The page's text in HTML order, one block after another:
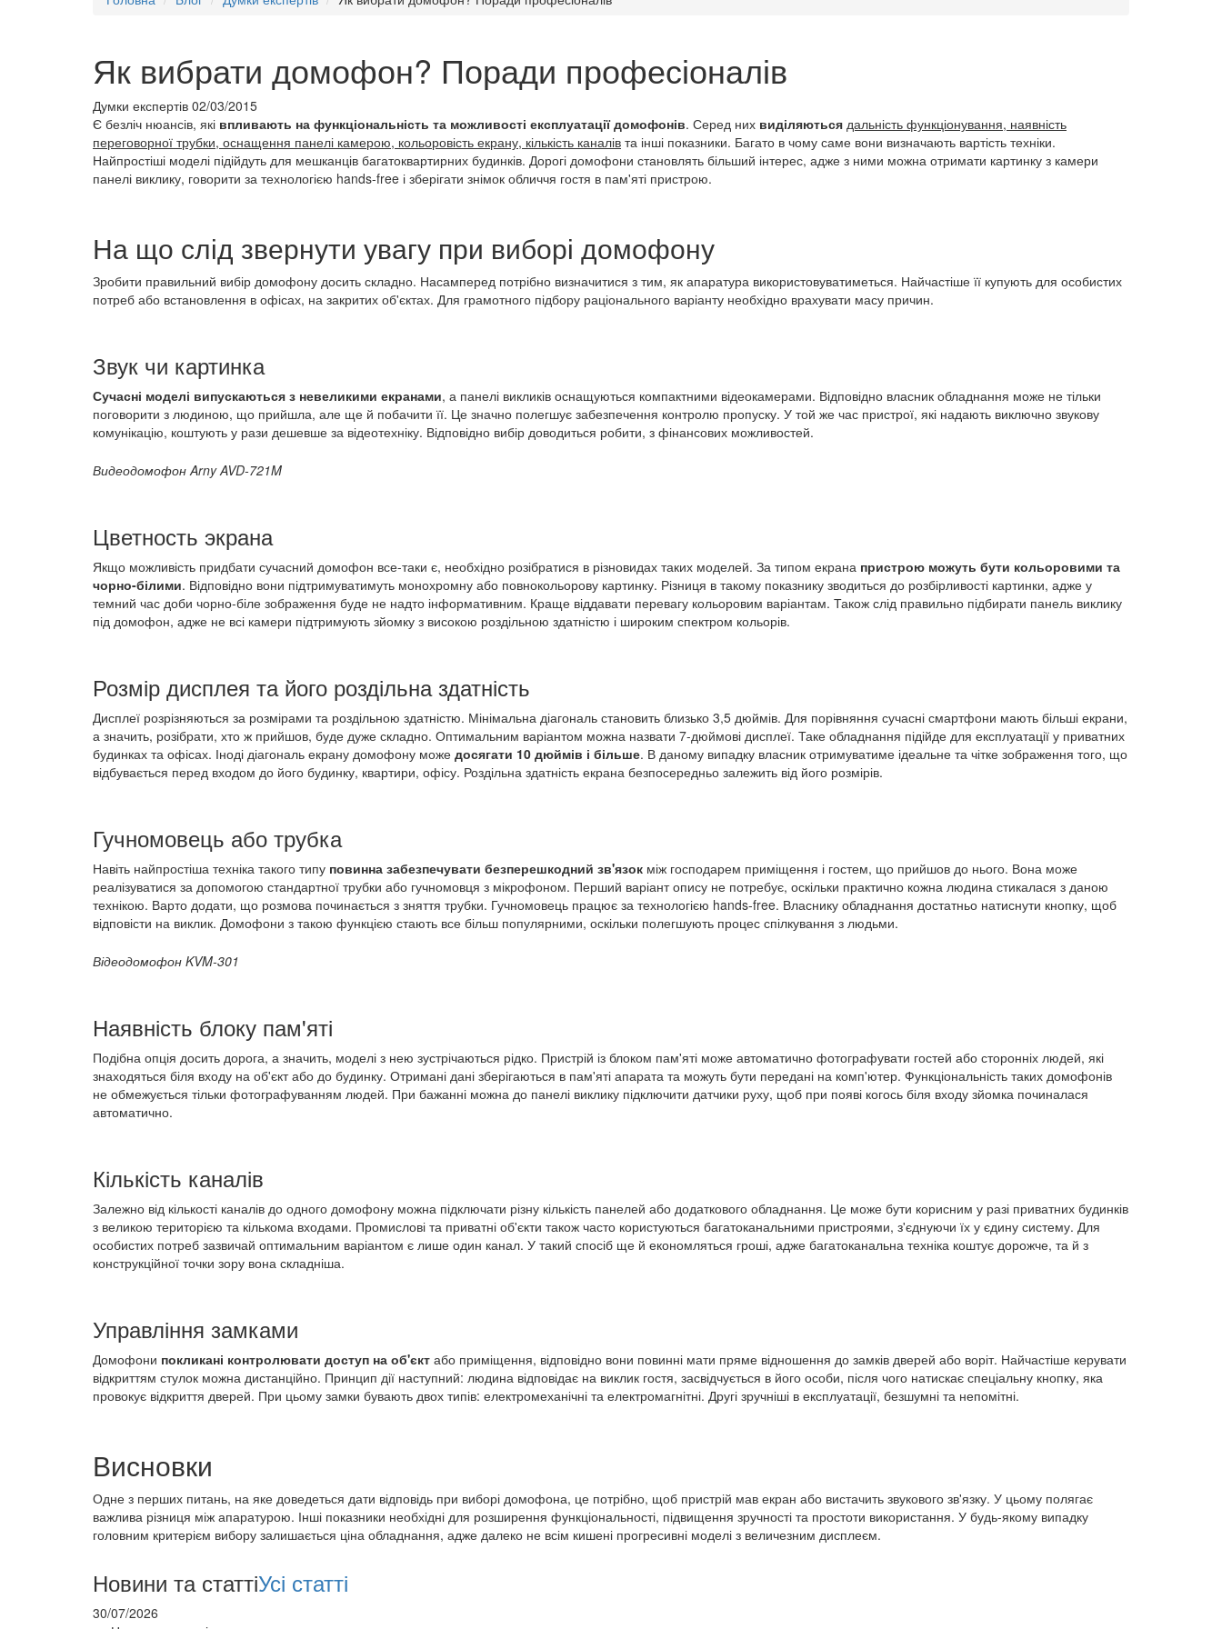
Як вибрати домофон? Поради професіоналів
Думки експертів 02/03/2015
Є безліч нюансів, які впливають на функціональність та можливості експлуатації домофонів. Серед них виділяються дальність функціонування, наявність
переговорної трубки, оснащення панелі камерою, кольоровість екрану, кількість каналів та інші показники. Багато в чому саме вони визначають вартість техніки.
Найпростіші моделі підійдуть для мешканців багатоквартирних будинків. Дорогі домофони становлять більший інтерес, адже з ними можна отримати картинку з камери
панелі виклику, говорити за технологією hands-free і зберігати знімок обличчя гостя в пам'яті пристрою.
На що слід звернути увагу при виборі домофону
Зробити правильний вибір домофону досить складно. Насамперед потрібно визначитися з тим, як апаратура використовуватиметься. Найчастіше її купують для особистих
потреб або встановлення в офісах, на закритих об'єктах. Для грамотного підбору раціонального варіанту необхідно врахувати масу причин.
Звук чи картинка
Сучасні моделі випускаються з невеликими екранами, а панелі викликів оснащуються компактними відеокамерами. Відповідно власник обладнання може не тільки
поговорити з людиною, що прийшла, але ще й побачити її. Це значно полегшує забезпечення контролю пропуску. У той же час пристрої, які надають виключно звукову
комунікацію, коштують у рази дешевше за відеотехніку. Відповідно вибір доводиться робити, з фінансових можливостей.
Видеодомофон Arny AVD-721M
Цветность экрана
Якщо можливість придбати сучасний домофон все-таки є, необхідно розібратися в різновидах таких моделей. За типом екрана пристрою можуть бути кольоровими та
чорно-білими. Відповідно вони підтримуватимуть монохромну або повнокольорову картинку. Різниця в такому показнику зводиться до розбірливості картинки, адже у
темний час доби чорно-біле зображення буде не надто інформативним. Краще віддавати перевагу кольоровим варіантам. Також слід правильно підбирати панель виклику
під домофон, адже не всі камери підтримують зйомку з високою роздільною здатністю і широким спектром кольорів.
Розмір дисплея та його роздільна здатність
Дисплеї розрізняються за розмірами та роздільною здатністю. Мінімальна діагональ становить близько 3,5 дюймів. Для порівняння сучасні смартфони мають більші екрани,
а значить, розібрати, хто ж прийшов, буде дуже складно. Оптимальним варіантом можна назвати 7-дюймові дисплеї. Таке обладнання підійде для експлуатації у приватних
будинках та офісах. Іноді діагональ екрану домофону може досягати 10 дюймів і більше. В даному випадку власник отримуватиме ідеальне та чітке зображення того, що
відбувається перед входом до його будинку, квартири, офісу. Роздільна здатність екрана безпосередньо залежить від його розмірів.
Гучномовець або трубка
Навіть найпростіша техніка такого типу повинна забезпечувати безперешкодний зв'язок між господарем приміщення і гостем, що прийшов до нього. Вона може
реалізуватися за допомогою стандартної трубки або гучномовця з мікрофоном. Перший варіант опису не потребує, оскільки практично кожна людина стикалася з даною
технікою. Варто додати, що розмова починається з зняття трубки. Гучномовець працює за технологією hands-free. Власнику обладнання достатньо натиснути кнопку, щоб
відповісти на виклик. Домофони з такою функцією стають все більш популярними, оскільки полегшують процес спілкування з людьми.
Відеодомофон KVM-301
Наявність блоку пам'яті
Подібна опція досить дорога, а значить, моделі з нею зустрічаються рідко. Пристрій із блоком пам'яті може автоматично фотографувати гостей або сторонніх людей, які
знаходяться біля входу на об'єкт або до будинку. Отримані дані зберігаються в пам'яті апарата та можуть бути передані на комп'ютер. Функціональність таких домофонів
не обмежується тільки фотографуванням людей. При бажанні можна до панелі виклику підключити датчики руху, щоб при появі когось біля входу зйомка починалася
автоматично.
Кількість каналів
Залежно від кількості каналів до одного домофону можна підключати різну кількість панелей або додаткового обладнання. Це може бути корисним у разі приватних будинків
з великою територією та кількома входами. Промислові та приватні об'єкти також часто користуються багатоканальними пристроями, з'єднуючи їх у єдину систему. Для
особистих потреб зазвичай оптимальним варіантом є лише один канал. У такий спосіб ще й економляться гроші, адже багатоканальна техніка коштує дорожче, та й з
конструкційної точки зору вона складніша.
Управління замками
Домофони покликані контролювати доступ на об'єкт або приміщення, відповідно вони повинні мати пряме відношення до замків дверей або воріт. Найчастіше керувати
відкриттям стулок можна дистанційно. Принцип дії наступний: людина відповідає на виклик гостя, засвідчується в його особи, після чого натискає спеціальну кнопку, яка
провокує відкриття дверей. При цьому замки бувають двох типів: електромеханічні та електромагнітні. Другі зручніші в експлуатації, безшумні та непомітні.
Висновки
Одне з перших питань, на яке доведеться дати відповідь при виборі домофона, це потрібно, щоб пристрій мав екран або вистачить звукового зв'язку. У цьому полягає
важлива різниця між апаратурою. Інші показники необхідні для розширення функціональності, підвищення зручності та простоти використання. У будь-якому випадку
головним критерієм вибору залишається ціна обладнання, адже далеко не всім кишені прогресивні моделі з величезним дисплеєм.
Новини та статтіУсі статті
30/07/2026